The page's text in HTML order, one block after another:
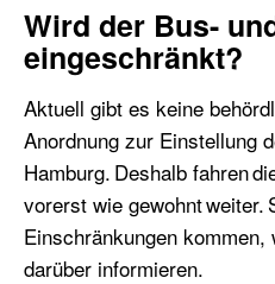
Wird der Bus-
eingeschränkt?
Aktuell gibt es keine
Anordnung zur Einstellung
Hamburg. Deshalb fahren
vorerst wie gewohnt weiter.
Einschränkungen
darüber informieren.